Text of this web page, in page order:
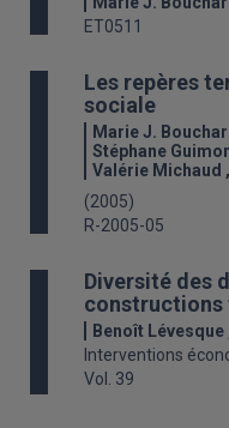
ET0511
Les repères
sociale
Marie J.
Stéphane
Valérie Michaud
(2005)
R-2005-05
Diversité des
constructions
Benoît Lévesque
Interventions
Vol. 39